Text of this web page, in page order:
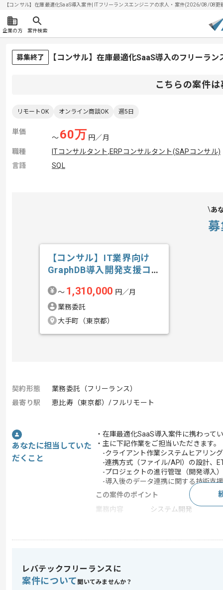
【コンサル】在庫最適化SaaS導入案件| ITフリーランスエンジニアの求人・案件(2026/08/08更
企業の方 案件検索
募集終了 【コンサル】在庫最適化SaaS導入のフリーラン
こちらの案件
リモートOK オンライン商談OK 週5日
単価
〜60万 円／月
職種
ITコンサルタント,ERPコンサルタント(SAPコンサル)
言語
SQL
あ
【コンサル】IT業界向け
GraphDB導入開発支援コン
〜 1,310,000 円／月
業務委託
大手町（東京都）
契約形態
業務委託（フリーランス）
最寄り駅
恵比寿（東京都）/フルリモート
あなたに担当していた
だくこと
・在庫最適化SaaS導入案件に携わって
・主に下記作業をご担当いただきます。
-クライアント作業システムヒアリン
-連携方式（ファイル/API）の設計、
-プロジェクトの進行管理（開発導入）
-導入後のデータ連携に関する技術支
この案件のポイント
業務内容
システム開発
スキル
・ITシステム導入プロジェクトでのリ
レバテックフリーランスに
案件について 聞いてみませんか？